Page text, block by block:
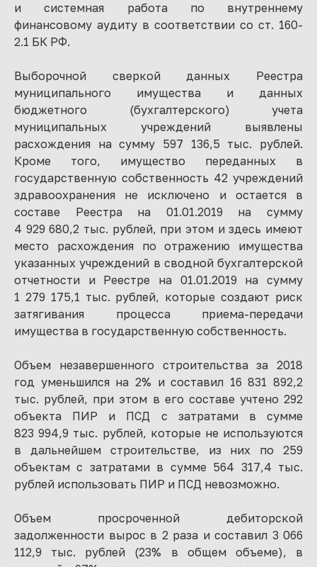
и системная работа по внутреннему
финансовому аудиту в соответствии со ст. 160-
2.1 БК РФ.
Выборочной сверкой данных Реестра
муниципального имущества и данных
бюджетного (бухгалтерского) учета
муниципальных учреждений выявлены
расхождения на сумму 597 136,5 тыс. рублей.
Кроме того, имущество переданных в
государственную собственность 42 учреждений
здравоохранения не исключено и остается в
составе Реестра на 01.01.2019 на сумму
4 929 680,2 тыс. рублей, при этом и здесь имеют
место расхождения по отражению имущества
указанных учреждений в сводной бухгалтерской
отчетности и Реестре на 01.01.2019 на сумму
1 279 175,1 тыс. рублей, которые создают риск
затягивания процесса приема-передачи
имущества в государственную собственность.
Объем незавершенного строительства за 2018
год уменьшился на 2% и составил 16 831 892,2
тыс. рублей, при этом в его составе учтено 292
объекта ПИР и ПСД с затратами в сумме
823 994,9 тыс. рублей, которые не используются
в дальнейшем строительстве, из них по 259
объектам с затратами в сумме 564 317,4 тыс.
рублей использовать ПИР и ПСД невозможно.
Объем просроченной дебиторской
задолженности вырос в 2 раза и составил 3 066
112,9 тыс. рублей (23% в общем объеме), в